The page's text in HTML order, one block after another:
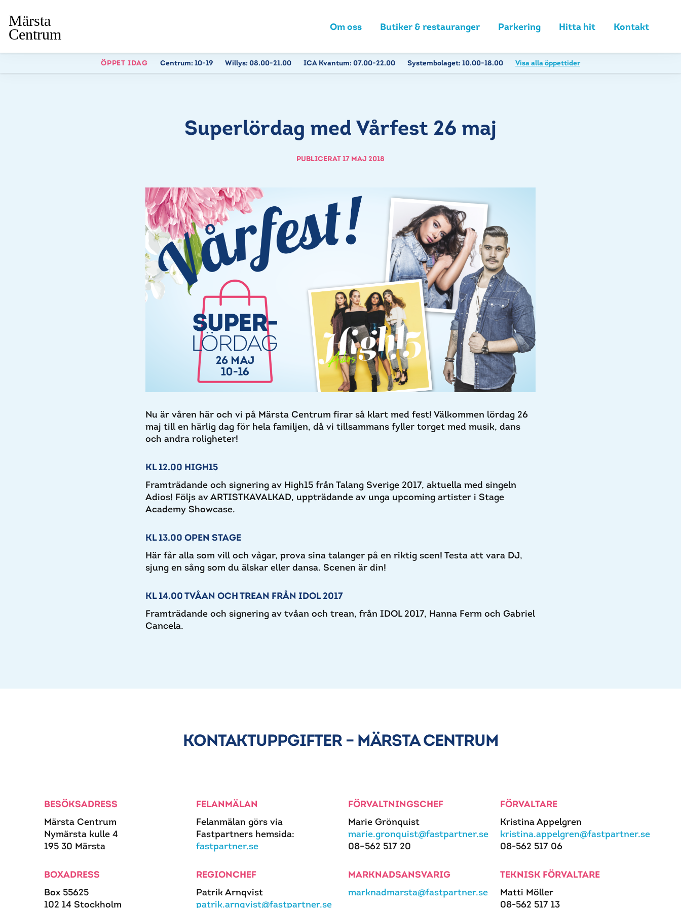
Om oss Butiker & restauranger Parkering Hitta hit Kontakt
ÖPPET IDAG Centrum: 10-19 Willys: 08.00-21.00 ICA Kvantum: 07.00-22.00 Systembolaget: 10.00-18.00 Visa alla öppettider
Superlördag med Vårfest 26 maj
PUBLICERAT 17 MAJ 2018
Nu är våren här och vi på Märsta Centrum firar så klart med fest! Välkommen lördag 26
maj till en härlig dag för hela familjen, då vi tillsammans fyller torget med musik, dans
och andra roligheter!
KL 12.00 HIGH15
Framträdande och signering av High15 från Talang Sverige 2017, aktuella med singeln
Adios! Följs av ARTISTKAVALKAD, uppträdande av unga upcoming artister i Stage
Academy Showcase.
KL 13.00 OPEN STAGE
Här får alla som vill och vågar, prova sina talanger på en riktig scen! Testa att vara DJ,
sjung en sång som du älskar eller dansa. Scenen är din!
KL 14.00 TVÅAN OCH TREAN FRÅN IDOL 2017
Framträdande och signering av tvåan och trean, från IDOL 2017, Hanna Ferm och Gabriel
Cancela.
KONTAKTUPPGIFTER – MÄRSTA CENTRUM
BESÖKSADRESS
Märsta Centrum
Nymärsta kulle 4
195 30 Märsta
BOXADRESS
Box 55625
102 14 Stockholm
FELANMÄLAN
Felanmälan görs via
Fastpartners hemsida:
fastpartner.se
REGIONCHEF
Patrik Arnqvist
patrik.arnqvist@fastpartner.se
FÖRVALTNINGSCHEF
Marie Grönquist
marie.gronquist@fastpartner.se
08–562 517 20
MARKNADSANSVARIG
marknadmarsta@fastpartner.se
FÖRVALTARE
Kristina Appelgren
kristina.appelgren@fastpartner.se
08-562 517 06
TEKNISK FÖRVALTARE
Matti Möller
08-562 517 13